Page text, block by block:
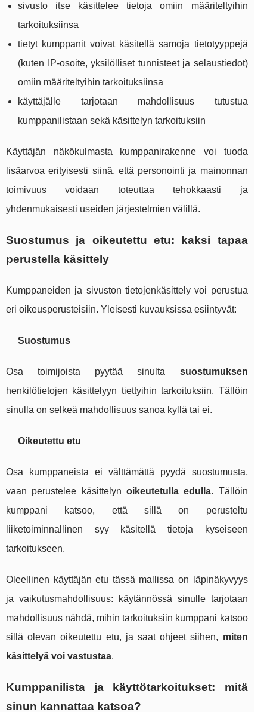
sivusto itse käsittelee tietoja omiin määriteltyihin
tarkoituksiinsa
tietyt kumppanit voivat käsitellä samoja tietotyyppejä
(kuten IP‑osoite, yksilölliset tunnisteet ja selaustiedot)
omiin määriteltyihin tarkoituksiinsa
käyttäjälle tarjotaan mahdollisuus tutustua
kumppanilistaan sekä käsittelyn tarkoituksiin
Käyttäjän näkökulmasta kumppanirakenne voi tuoda
lisäarvoa erityisesti siinä, että personointi ja mainonnan
toimivuus voidaan toteuttaa tehokkaasti ja
yhdenmukaisesti useiden järjestelmien välillä.
Suostumus ja oikeutettu etu: kaksi tapaa
perustella käsittely
Kumppaneiden ja sivuston tietojenkäsittely voi perustua
eri oikeusperusteisiin. Yleisesti kuvauksissa esiintyvät:
Suostumus
Osa toimijoista pyytää sinulta suostumuksen
henkilötietojen käsittelyyn tiettyihin tarkoituksiin. Tällöin
sinulla on selkeä mahdollisuus sanoa kyllä tai ei.
Oikeutettu etu
Osa kumppaneista ei välttämättä pyydä suostumusta,
vaan perustelee käsittelyn oikeutetulla edulla. Tällöin
kumppani katsoo, että sillä on perusteltu
liiketoiminnallinen syy käsitellä tietoja kyseiseen
tarkoitukseen.
Oleellinen käyttäjän etu tässä mallissa on läpinäkyvyys
ja vaikutusmahdollisuus: käytännössä sinulle tarjotaan
mahdollisuus nähdä, mihin tarkoituksiin kumppani katsoo
sillä olevan oikeutettu etu, ja saat ohjeet siihen, miten
käsittelyä voi vastustaa.
Kumppanilista ja käyttötarkoitukset: mitä
sinun kannattaa katsoa?